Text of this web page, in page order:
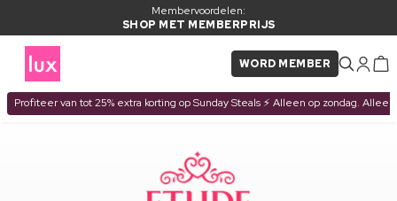
Membervoordelen:
SHOP MET MEMBERPRIJS
WORD MEMBER
Profiteer van tot 25% extra korting op Sunday Steals ⚡ Alleen op zondag.